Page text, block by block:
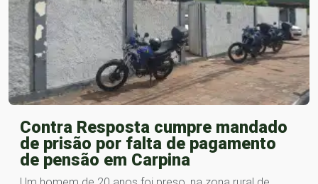
Contra Resposta cumpre mandado
de prisão por falta de pagamento
de pensão em Carpina